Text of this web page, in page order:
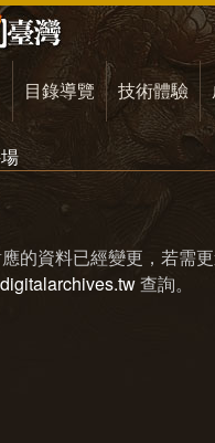
目錄導覽 技術體驗
的資料已經變更，若需
查詢。